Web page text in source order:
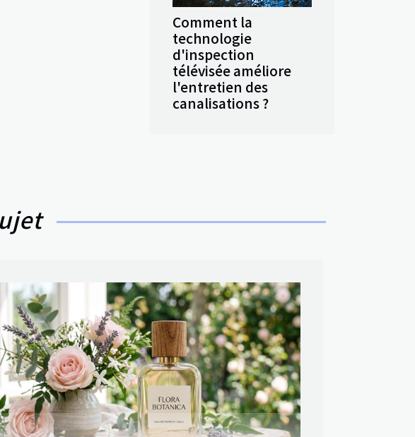
Comment la
technologie
d'inspection
télévisée améliore
l'entretien des
canalisations ?